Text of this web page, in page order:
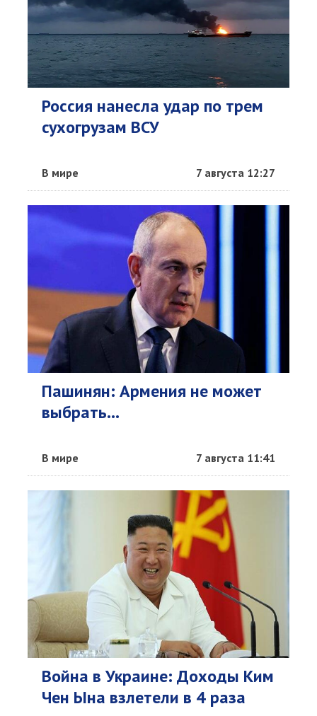
Россия нанесла удар по трем
сухогрузам ВСУ
В мире 7 августа 12:27
Пашинян: Армения не может
выбрать...
В мире 7 августа 11:41
Война в Украине: Доходы Ким
Чен Ына взлетели в 4 раза